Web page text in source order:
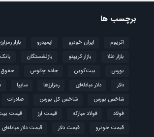
برچسب ها
اتریوم ایران خودرو ایمیدرو
بازار
بازار طلا
بازار کریپتو بازنشستگان
بورس
بیت‌کوین جاده چالوس
حقوق
دلار
دلار مبادله‌ای رمزارزها سایپا
شاخص بورس
شاخص کل بورس صادرات
فولاد
فولاد مبارکه قیمت ارز
قیمت
قیمت خودرو
قیمت دلار
قیمت دلار مبادله‌ای